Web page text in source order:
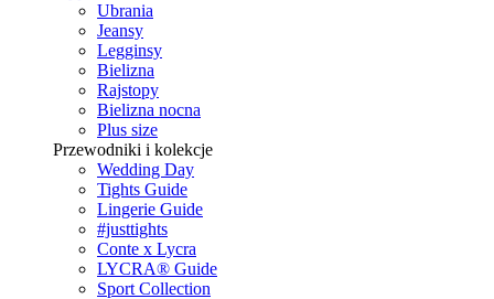
Ubrania
Jeansy
Legginsy
Bielizna
Rajstopy
Bielizna nocna
Plus size
Przewodniki i kolekcje
Wedding Day
Tights Guide
Lingerie Guide
#justtights
Conte x Lycra
LYCRA® Guide
Sport Сollection